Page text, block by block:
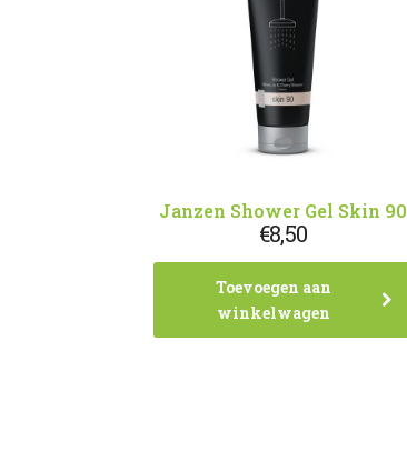
Janzen Shower Gel Skin 90
€8,50
Toevoegen aan
winkelwagen